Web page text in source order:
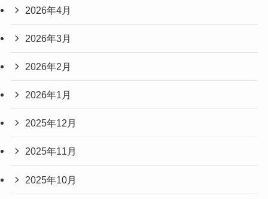
2026年4月
2026年3月
2026年2月
2026年1月
2025年12月
2025年11月
2025年10月